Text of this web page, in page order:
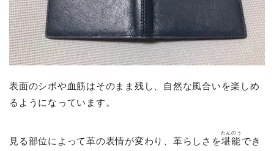
表面のシボや血筋はそのまま残し、自然な風合いを楽しめ
るようになっています。
見る部位によって革の表情が変わり、革らしさを堪能
たんのう
でき